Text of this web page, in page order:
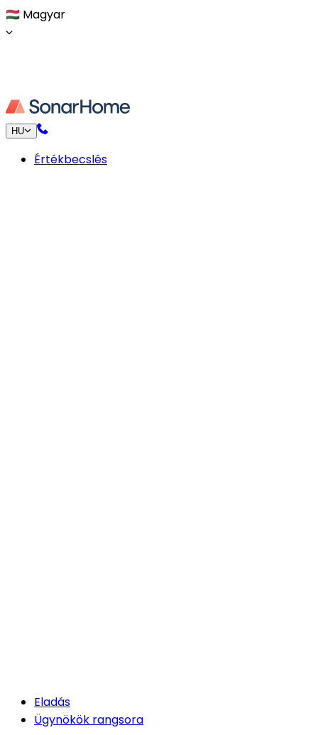
🇭🇺 Magyar
HU
Értékbecslés
Eladás
Ügynökök rangsora